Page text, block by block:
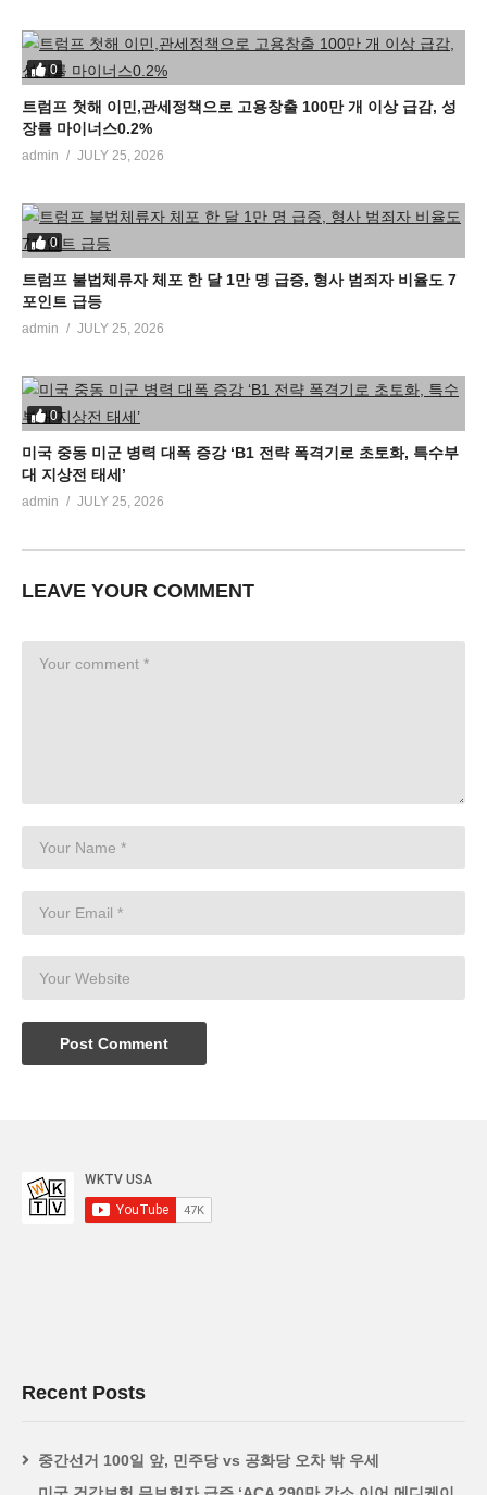
0
트럼프 첫해 이민,관세정책으로 고용창출 100만 개 이상 급감, 성
장률 마이너스0.2%
admin JULY 25, 2026
0
트럼프 불법체류자 체포 한 달 1만 명 급증, 형사 범죄자 비율도 7
포인트 급등
admin JULY 25, 2026
0
미국 중동 미군 병력 대폭 증강 ‘B1 전략 폭격기로 초토화, 특수부
대 지상전 태세’
admin JULY 25, 2026
LEAVE YOUR COMMENT
Recent Posts
중간선거 100일 앞, 민주당 vs 공화당 오차 밖 우세